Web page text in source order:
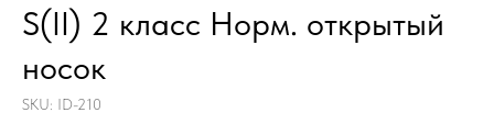
S(II) 2 класс Норм. открытый
носок
SKU: ID-210